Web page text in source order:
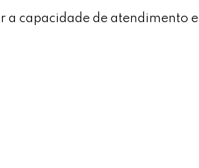
a capacidade de atendimento e